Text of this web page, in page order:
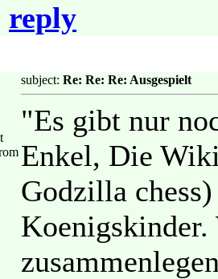
reply
subject: Re: Re: Re: Ausgespielt
"Es gibt nur
Enkel, Die
Godzilla